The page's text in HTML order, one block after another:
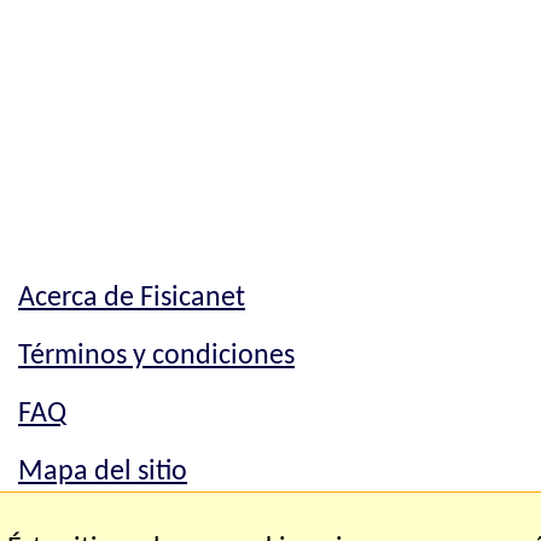
Acerca de Fisicanet
Términos y condiciones
FAQ
Mapa del sitio
Mapa del sitio